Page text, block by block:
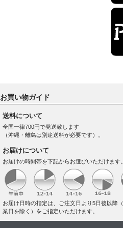
お買い物ガイド
送料について
全国一律700円で発送致します
（沖縄・離島は別途送料が必要です）。
お届けについて
お届けの時間帯を下記からお選びいただけます
お届け日時の指定は、ご注文日より5日後以降
業日を除く）をご指定いただけます。